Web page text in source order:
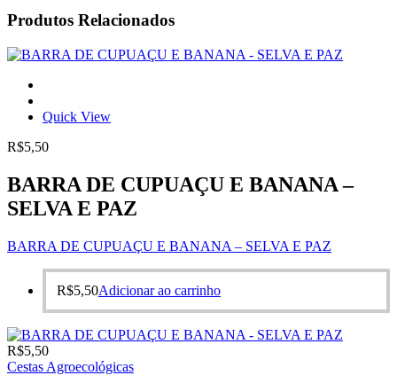
Produtos Relacionados
Quick View
R$5,50
BARRA DE CUPUAÇU E BANANA –
SELVA E PAZ
BARRA DE CUPUAÇU E BANANA – SELVA E PAZ
R$5,50Adicionar ao carrinho
R$5,50
Cestas Agroecológicas